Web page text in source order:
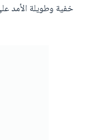
خفية وطويلة الأمد